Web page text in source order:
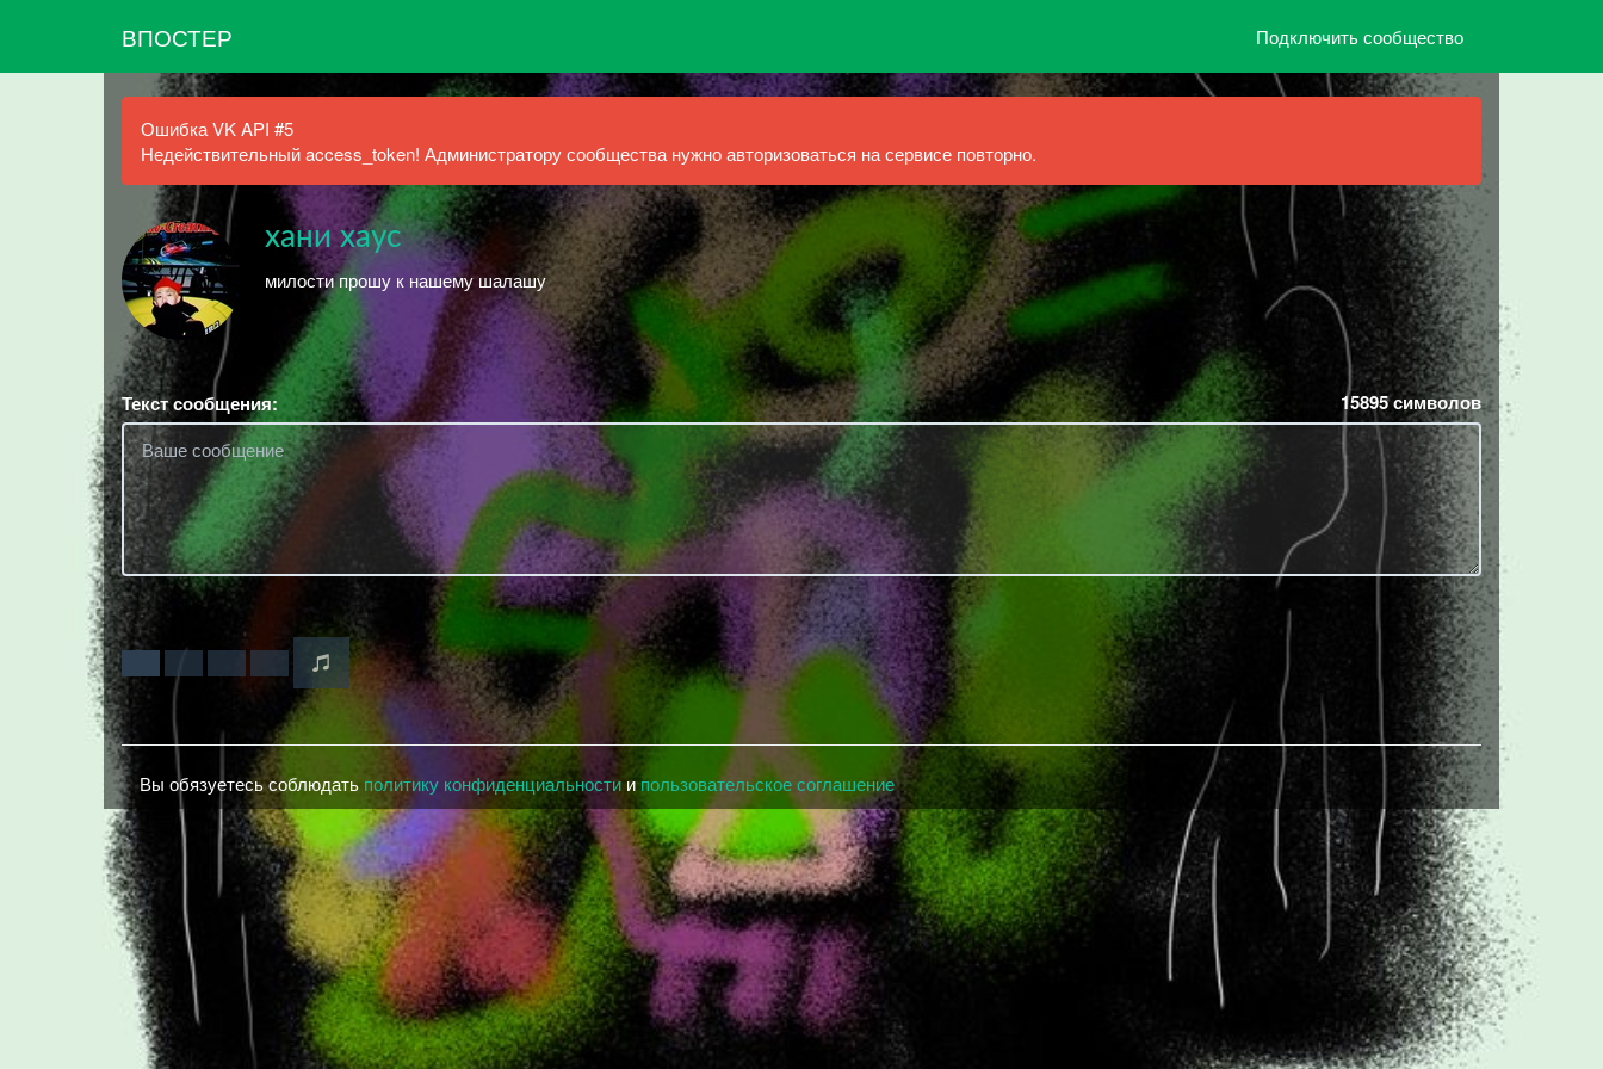
ВПОСТЕР Подключить сообщество
Ошибка VK API #5
Недействительный access_token! Администратору сообщества нужно авторизоваться на сервисе повторно.
хани хаус
милости прошу к нашему шалашу
Текст сообщения: 15895символов
Вы обязуетесь соблюдать политику конфиденциальностиипользовательское соглашение